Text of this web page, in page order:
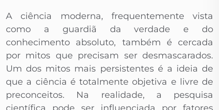
A ciência moderna, frequentemente vista
como a guardiã da verdade e do
conhecimento absoluto, também é cercada
por mitos que precisam ser desmascarados.
Um dos mitos mais persistentes é a ideia de
que a ciência é totalmente objetiva e livre de
preconceitos. Na realidade, a pesquisa